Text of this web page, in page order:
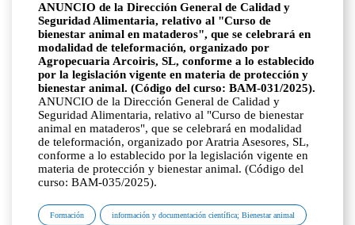
ANUNCIO de la Dirección General de Calidad y
Seguridad Alimentaria, relativo al "Curso de
bienestar animal en mataderos", que se celebrará en
modalidad de teleformación, organizado por
Agropecuaria Arcoiris, SL, conforme a lo establecido
por la legislación vigente en materia de protección y
bienestar animal. (Código del curso: BAM-031/2025).
ANUNCIO de la Dirección General de Calidad y
Seguridad Alimentaria, relativo al "Curso de bienestar
animal en mataderos", que se celebrará en modalidad
de teleformación, organizado por Aratria Asesores, SL,
conforme a lo establecido por la legislación vigente en
materia de protección y bienestar animal. (Código del
curso: BAM-035/2025).
Formación información y documentación científica; Bienestar animal